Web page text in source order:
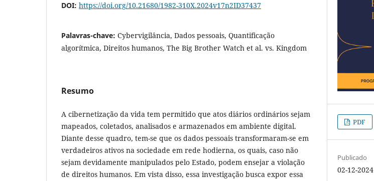
DOI: https://doi.org/10.21680/1982-310X.2024v17n2ID37437
Palavras-chave: Cybervigilância, Dados pessoais, Quantificação
algorítmica, Direitos humanos, The Big Brother Watch et al. vs. Kingdom
Resumo
A cibernetização da vida tem permitido que atos diários ordinários sejam
mapeados, coletados, analisados e armazenados em ambiente digital.
Diante desse quadro, tem-se que os dados pessoais transformaram-se em
verdadeiros ativos na sociedade em rede hodierna, os quais, caso não
sejam devidamente manipulados pelo Estado, podem ensejar a violação
de direitos humanos. Em vista disso, essa investigação busca expor essa
PDF
Publicado
02-12-2024